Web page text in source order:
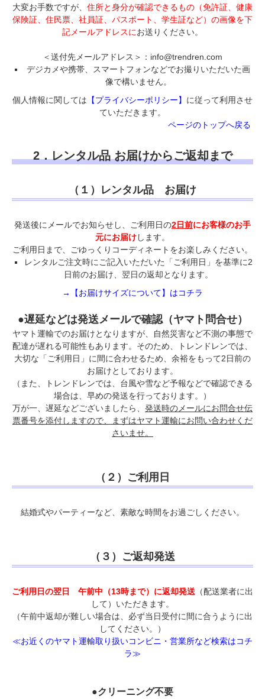
大変お手数ですが、 住所と身分が確認できるもの（免許証、健康
保険証、住民票、社員証、パスポート、学生証など）の画像を下
記メールアドレスにお送りください。
＜送付先メールアドレス＞： info@trendren.com
デジカメや携帯、スマートフォンなどでお撮りいただいた画
像で構いません。
個人情報に関しては 【プライバシーポリシー】 に従って利用させ
ていただきます。
ページのトップへ戻る
2．レンタル品 お届けからご返却まで
（１）レンタル品 お届け
発送後にメールでお知らせし、ご利用日の2日前にお客様のお手
元にお届けします。
ご利用日まで、ごゆっくりコーディネートをお楽しみください。
レンタルご注文時にご記入いただいた「ご利用日」を基準に2
日前のお届け、翌日の返却となります。
→【お届けサイズについて】はコチラ
●遅延などは発送メールで確認（ヤマト問合せ）
ヤマト運輸でのお届けとなりますが、自然災害など不測の事態で
配達が遅れる可能性もあります。そのため、トレンドレンでは、
大切な「ご利用日」に間に合わせるため、余裕をもって2日前の
お届けとしております。
（また、トレンドレンでは、台風や雪など予報などで確認できる
場合は、早めの発送を行っております。）
万が一、遅延などございましたら、 発送時のメールにお問合せ伝
票番号を添付しますので、まずはヤマト運輸にお問い合わせくだ
さいませ。
（２）ご利用日
結婚式やパーティーなど、素敵な時間をお過ごしください。
（３）ご返却発送
ご利用日の翌日 午前中（13時まで）に返却発送 （配送業者に出
して）いただきます。
（午前中返却が難しい場合は、必ず当日受付に間に合うように出
してください。）
≪お近くのヤマト運輸取り扱いコンビニ・営業所など検索はコチ
ラ≫
●クリーニング不要